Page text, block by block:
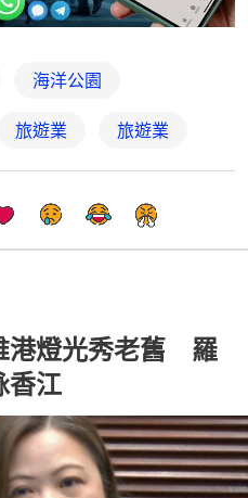
海洋公園
旅遊業 旅遊業
港燈光秀老舊 羅
香江